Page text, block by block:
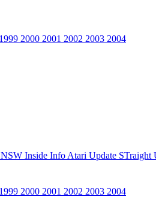
1999 2000 2001 2002 2003 2004
Inside Info Atari Update STraight
1999 2000 2001 2002 2003 2004